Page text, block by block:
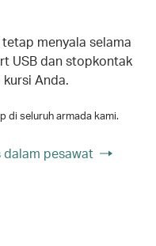
menyala selama
USB dan stopkontak
Anda.
di seluruh armada kami.
pesawat